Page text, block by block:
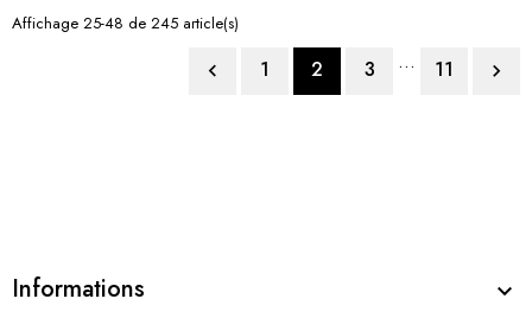
Affichage 25-48 de 245 article(s)
 1 2 3 … 11 
Informations 